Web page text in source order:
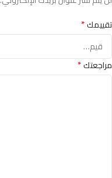
تقييمك*
مراجعتك*